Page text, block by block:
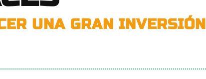
UNA GRAN INVERSIÓN